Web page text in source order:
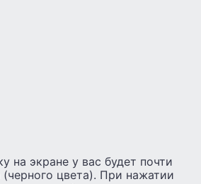
на экране у вас будет почти
цвета). При нажатии